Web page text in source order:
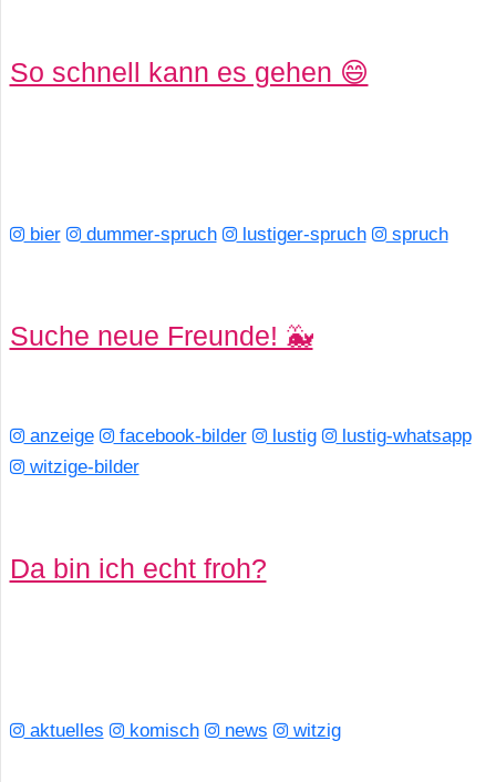
b
L
n
u
F
So schnell kann es gehen 😄
bier dummer-spruch lustiger-spruch spruch
Suche neue Freunde! 🐳
anzeige facebook-bilder lustig
lustig-whatsapp
witzige-bilder
Da bin ich echt froh?
aktuelles komisch news witzig